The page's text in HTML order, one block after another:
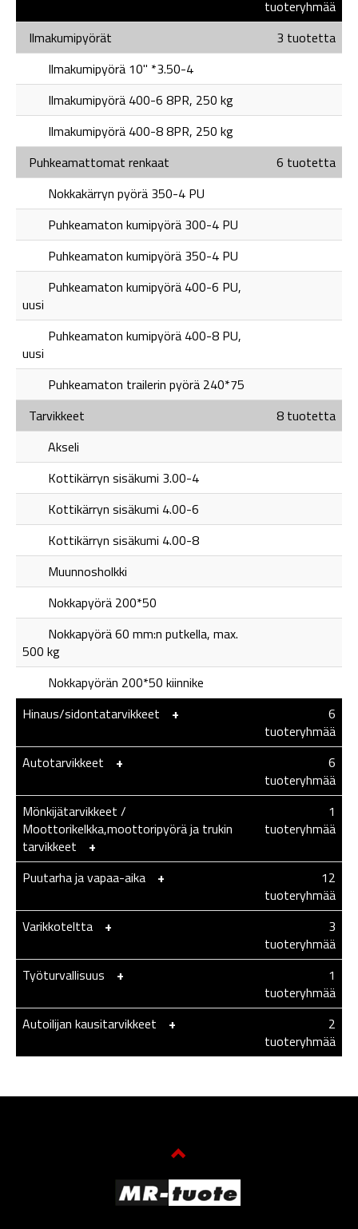
tuoteryhmää
Ilmakumipyörät
3 tuotetta
Ilmakumipyörä 10" *3.50-4
Ilmakumipyörä 400-6 8PR, 250 kg
Ilmakumipyörä 400-8 8PR, 250 kg
Puhkeamattomat renkaat
6 tuotetta
Nokkakärryn pyörä 350-4 PU
Puhkeamaton kumipyörä 300-4 PU
Puhkeamaton kumipyörä 350-4 PU
Puhkeamaton kumipyörä 400-6 PU,
uusi
Puhkeamaton kumipyörä 400-8 PU,
uusi
Puhkeamaton trailerin pyörä 240*75
Tarvikkeet
8 tuotetta
Akseli
Kottikärryn sisäkumi 3.00-4
Kottikärryn sisäkumi 4.00-6
Kottikärryn sisäkumi 4.00-8
Muunnosholkki
Nokkapyörä 200*50
Nokkapyörä 60 mm:n putkella, max.
500 kg
Nokkapyörän 200*50 kiinnike
Hinaus/sidontatarvikkeet
+
6
tuoteryhmää
Autotarvikkeet
+
6
tuoteryhmää
Mönkijätarvikkeet /
Moottorikelkka,moottoripyörä ja trukin
tarvikkeet
+
1
tuoteryhmää
Puutarha ja vapaa-aika +
12
tuoteryhmää
Varikkoteltta
+
3
tuoteryhmää
Työturvallisuus
+
1
tuoteryhmää
Autoilijan kausitarvikkeet
+
2
tuoteryhmää